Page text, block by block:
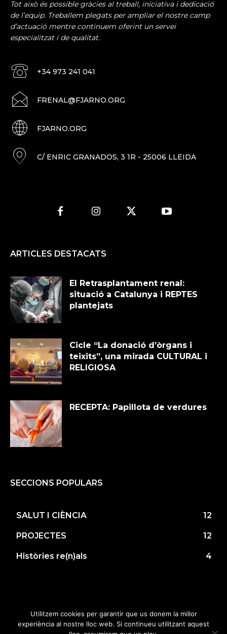
Tot això és possible gràcies al treball, iniciativa i dedicació
de l’equip. Treballem plegats per ampliar el nostre camp
d’actuació mentre continuem oferint un servei
especialitzat i de qualitat.
+34 973 241 041
FRENAL@FJARNO.ORG
FJARNO.ORG
C/ ENRIC GRANADOS, 3 1R - 25006 LLEIDA
ARTICLES DESTACATS
El Retrasplantament renal:
situació a Catalunya i REPTES
plantejats
Cicle “La donació d’òrgans i
teixits”, una mirada CULTURAL i
RELIGIOSA
RECEPTA: Papillota de verdures
SECCIONS POPULARS
SALUT I CIÈNCIA 12
PROJECTES 12
Històries re(n)als 4
Fundació Renal Jaume Arnó •HOLA by Neus
Utilitzem cookies per garantir que us donem la millor
experiència al nostre lloc web. Si continueu utilitzant aquest